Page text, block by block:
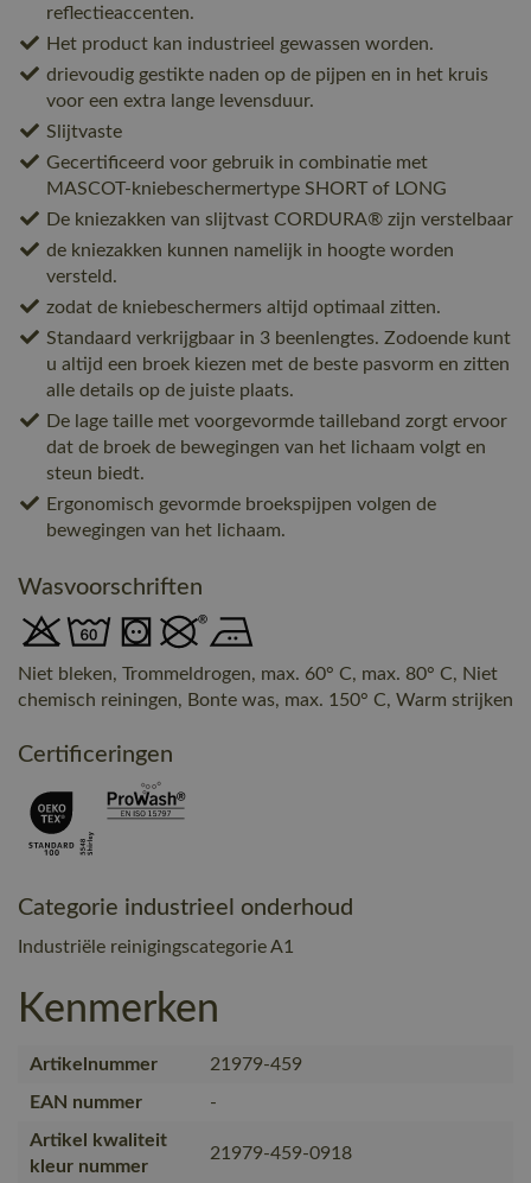
reflectieaccenten.
Het product kan industrieel gewassen worden.
drievoudig gestikte naden op de pijpen en in het kruis
voor een extra lange levensduur.
Slijtvaste
Gecertificeerd voor gebruik in combinatie met
MASCOT-kniebeschermertype SHORT of LONG
De kniezakken van slijtvast CORDURA® zijn verstelbaar
de kniezakken kunnen namelijk in hoogte worden
versteld.
zodat de kniebeschermers altijd optimaal zitten.
Standaard verkrijgbaar in 3 beenlengtes. Zodoende kunt
u altijd een broek kiezen met de beste pasvorm en zitten
alle details op de juiste plaats.
De lage taille met voorgevormde tailleband zorgt ervoor
dat de broek de bewegingen van het lichaam volgt en
steun biedt.
Ergonomisch gevormde broekspijpen volgen de
bewegingen van het lichaam.
Wasvoorschriften
Niet bleken, Trommeldrogen, max. 60° C, max. 80° C, Niet
chemisch reiningen, Bonte was, max. 150° C, Warm strijken
Certificeringen
Categorie industrieel onderhoud
Industriële reinigingscategorie A1
Kenmerken
Artikelnummer
21979-459
EAN nummer
-
Artikel kwaliteit
kleur nummer
21979-459-0918